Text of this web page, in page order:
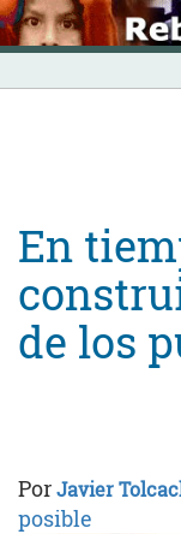
Skip
to
content
INICIO
En
de los
PorJavier
posible